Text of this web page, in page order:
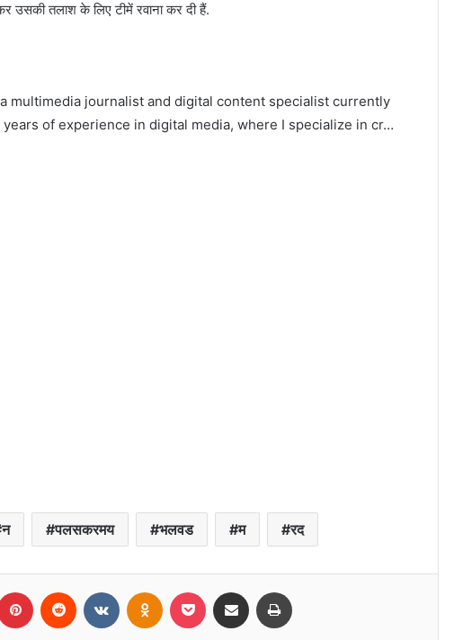
उसकी तलाश के लिए टीमें रवाना कर दी हैं.
multimedia journalist and digital content specialist currently
of experience in digital media, where I specialize in cr…
न पलसकरमय भलवड म रद
Pinterest Reddit VKontakteOdnoklassniki
Pocket Share via Email